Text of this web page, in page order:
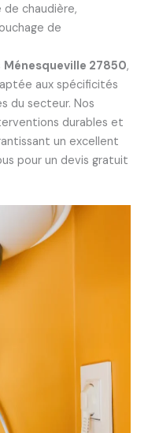
de chaudière,
de
Ménesqueville 27850,
aux spécificités
du secteur. Nos
durables et
un excellent
pour un devis gratuit